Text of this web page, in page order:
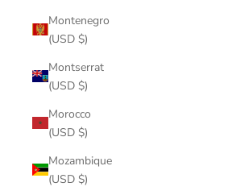
Montenegro
(USD $)
Montserrat
(USD $)
Morocco
(USD $)
Mozambique
(USD $)